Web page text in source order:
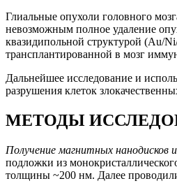
Глиальные опухоли головного
невозможным полное удаление
квазидипольной структурой (Au/
трансплантированной в мозг
Дальнейшее исследование и
разрушения клеток
МЕТОДЫ
Получение магнитных нанодисков
подложки из
толщины ~200 нм. Далее проводили